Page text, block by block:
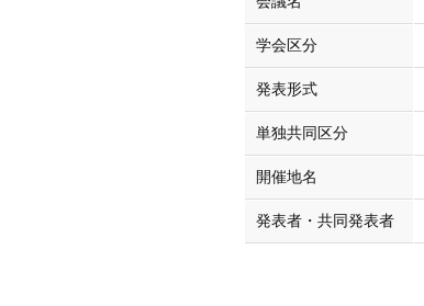
学会区分
発表形式
単独共同区分
開催地名
発表者・共同発表者